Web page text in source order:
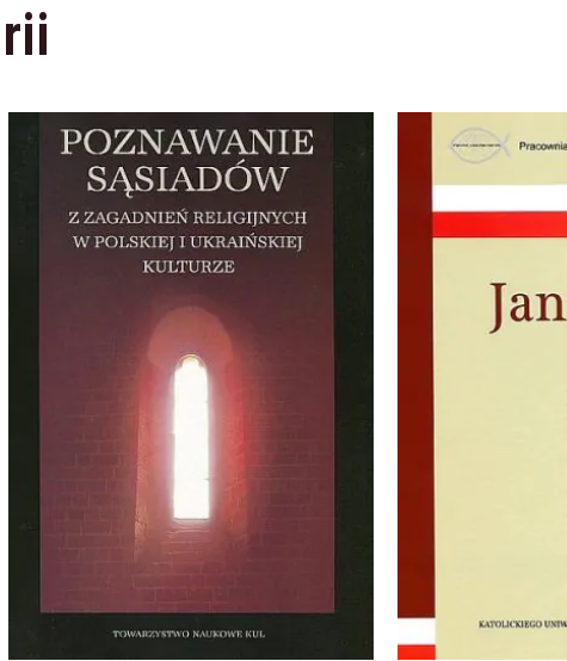
Jeśli odrzucisz te
pliki cookie,
niektóre funkcje
znikną ze strony
internetowej.
Udostępniając swoje
zobaczenie